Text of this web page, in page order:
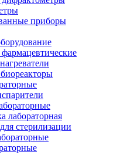
приборы
лабораторная
стерилизации